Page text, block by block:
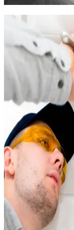
Chauffage
logements
Seigneurs
Le Plan des 4
cherchent à limiter
de 18 à 25 m²
consommation peut
beaucoup pour un
Des solutions
(30 % d'économie)
Installation
seulement quand
Pose de
budget, gros
Installation
grands